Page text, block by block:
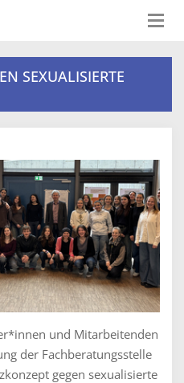
SEXUALISIERTE
und Mitarbeitenden
der Fachberatungsstelle
gegen sexualisierte